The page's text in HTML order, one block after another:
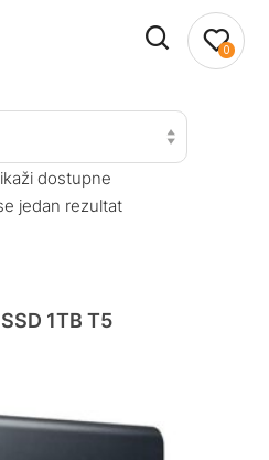
0
dostupne
jedan rezultat
1TB T5